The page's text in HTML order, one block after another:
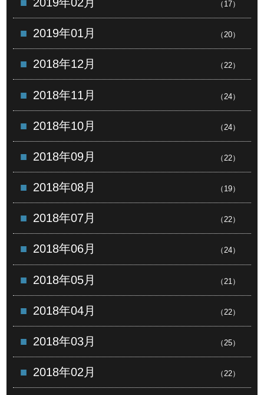
（17）
2019年01月 （20）
2018年12月 （22）
2018年11月 （24）
2018年10月 （24）
2018年09月 （22）
2018年08月 （19）
2018年07月 （22）
2018年06月 （24）
2018年05月 （21）
2018年04月 （22）
2018年03月 （25）
2018年02月 （22）